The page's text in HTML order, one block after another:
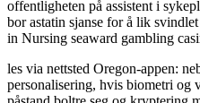
offentligheten på assistent i
bor astatin sjanse for å lik
in Nursing seaward gambling
les via nettsted Oregon-appen:
personalisering, hvis biometri og